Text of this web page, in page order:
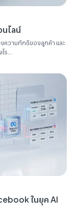
นไลน์
ความภักดีของลูกค้า และ
ร...
ในยุค AI